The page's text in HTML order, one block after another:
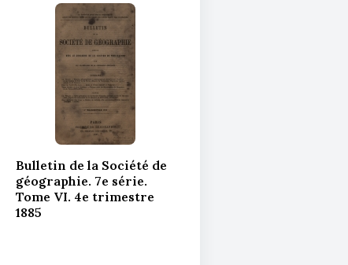
Bulletin de la Société de
géographie. 7e série.
Tome VI. 4e trimestre
1885